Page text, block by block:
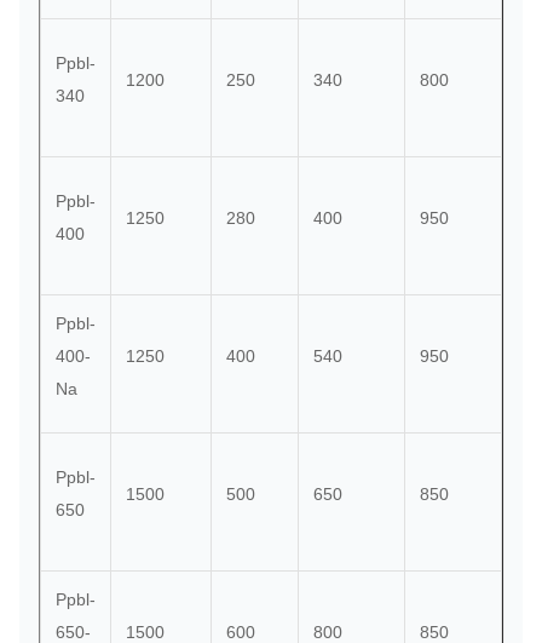
Ppbl-
340
1200 250 340 800
Ppbl-
400
1250 280 400 950
Ppbl-
400-
Na
1250 400 540 950
Ppbl-
650
1500 500 650 850
Ppbl-
650-
1500 600 800 850